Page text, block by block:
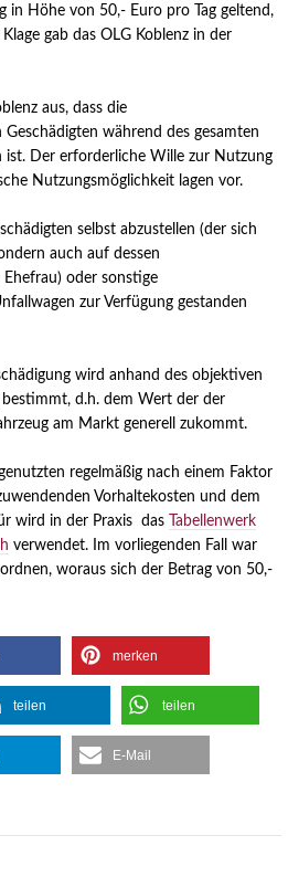
in Höhe von 50,- Euro pro Tag geltend,
gab das OLG Koblenz in der
aus, dass die
während des gesamten
ist. Der erforderliche Wille zur Nutzung
Nutzungsmöglichkeit lagen vor.
selbst abzustellen (der sich
auch auf dessen
Ehefrau) oder sonstige
zur Verfügung gestanden
wird anhand des objektiven
d.h. dem Wert der der
am Markt generell zukommt.
regelmäßig nach einem Faktor
Vorhaltekosten und dem
wird in der Praxis das
Tabellenwerk
verwendet. Im vorliegenden Fall war
woraus sich der Betrag von 50,-
merken
teilen teilen
E-Mail